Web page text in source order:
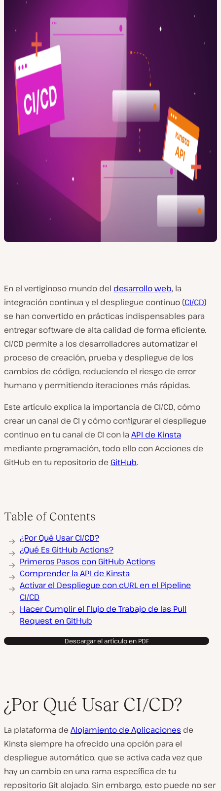
En el vertiginoso mundo del desarrollo web, la
integración continua y el despliegue continuo (CI/CD)
se han convertido en prácticas indispensables para
entregar software de alta calidad de forma eficiente.
CI/CD permite a los desarrolladores automatizar el
proceso de creación, prueba y despliegue de los
cambios de código, reduciendo el riesgo de error
humano y permitiendo iteraciones más rápidas.
Este artículo explica la importancia de CI/CD, cómo
crear un canal de CI y cómo configurar el despliegue
continuo en tu canal de CI con la API de Kinsta
mediante programación, todo ello con Acciones de
GitHub en tu repositorio de GitHub.
Table of Contents
¿Por Qué Usar CI/CD?
¿Qué Es GitHub Actions?
Primeros Pasos con GitHub Actions
Comprender la API de Kinsta
Activar el Despliegue con cURL en el Pipeline
CI/CD
Hacer Cumplir el Flujo de Trabajo de las Pull
Request en GitHub
Descargar el artículo en PDF
¿Por Qué Usar CI/CD?
La plataforma de Alojamiento de Aplicaciones de
Kinsta siempre ha ofrecido una opción para el
despliegue automático, que se activa cada vez que
hay un cambio en una rama específica de tu
repositorio Git alojado. Sin embargo, esto puede no ser